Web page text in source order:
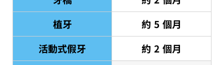
植牙
約 5 個月
活動式假牙
約 2 個月